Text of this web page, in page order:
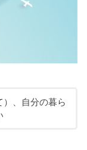
）、自分の暮ら